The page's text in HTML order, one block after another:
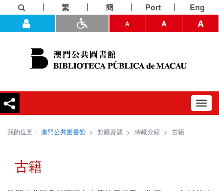
繁 簡 Port Eng
A A A
我的位置： 澳門公共圖書館 > 館藏資源 > 特藏介紹 > 古籍
古籍